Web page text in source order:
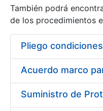
Erakutsi/Ezkutatu
También podrá
de los procedimientos